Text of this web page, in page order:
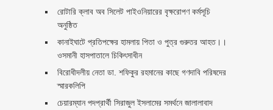
রোটারি ক্লাব অব সিলেট পাইওনিয়ারের বৃক্ষরোপণ কর্মসূচি
অনুষ্ঠিত
কানাইঘাটে প্রতিপক্ষের হামলায় পিতা ও পুত্র গুরুতর আহত।।
ওসমানী হাসপাতালে চিকিৎসাধীন
বিরোধীদলীয় নেতা ডা. শফিকুর রহমানের কাছে গণদাবি পরিষদের
স্মারকলিপি ‎
চেয়ারম্যান পদপ্রার্থী সিরাজুল ইসলামের সমর্থনে জালালাবাদ